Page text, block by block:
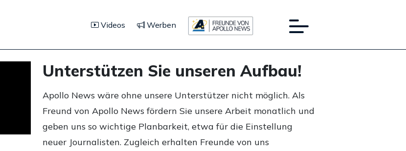
Videos Werben
Unterstützen Sie unseren Aufbau!
Apollo News wäre ohne unsere Unterstützer nicht möglich. Als
Freund von Apollo News fördern Sie unsere Arbeit monatlich und
geben uns so wichtige Planbarkeit, etwa für die Einstellung
neuer Journalisten. Zugleich erhalten Freunde von uns